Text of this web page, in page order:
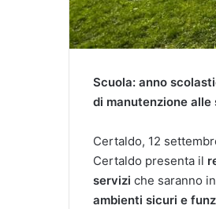
Scuola: anno
di manutenzione
Certaldo, 12
Certaldo presenta il
servizi che saranno
ambienti sicuri e